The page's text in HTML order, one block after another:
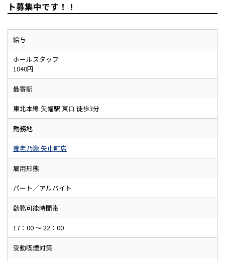
ト募集中です！！
給与
ホールスタッフ
1040円
最寄駅
東北本線 矢幅駅 東口 徒歩3分
勤務地
養老乃瀧 矢巾町店
雇用形態
パート／アルバイト
勤務可能時間帯
17：00 ～ 22：00
受動喫煙対策